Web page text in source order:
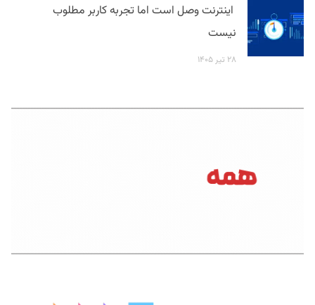
اینترنت وصل است اما تجربه کاربر مطلوب
نیست
۲۸ تیر ۱۴۰۵